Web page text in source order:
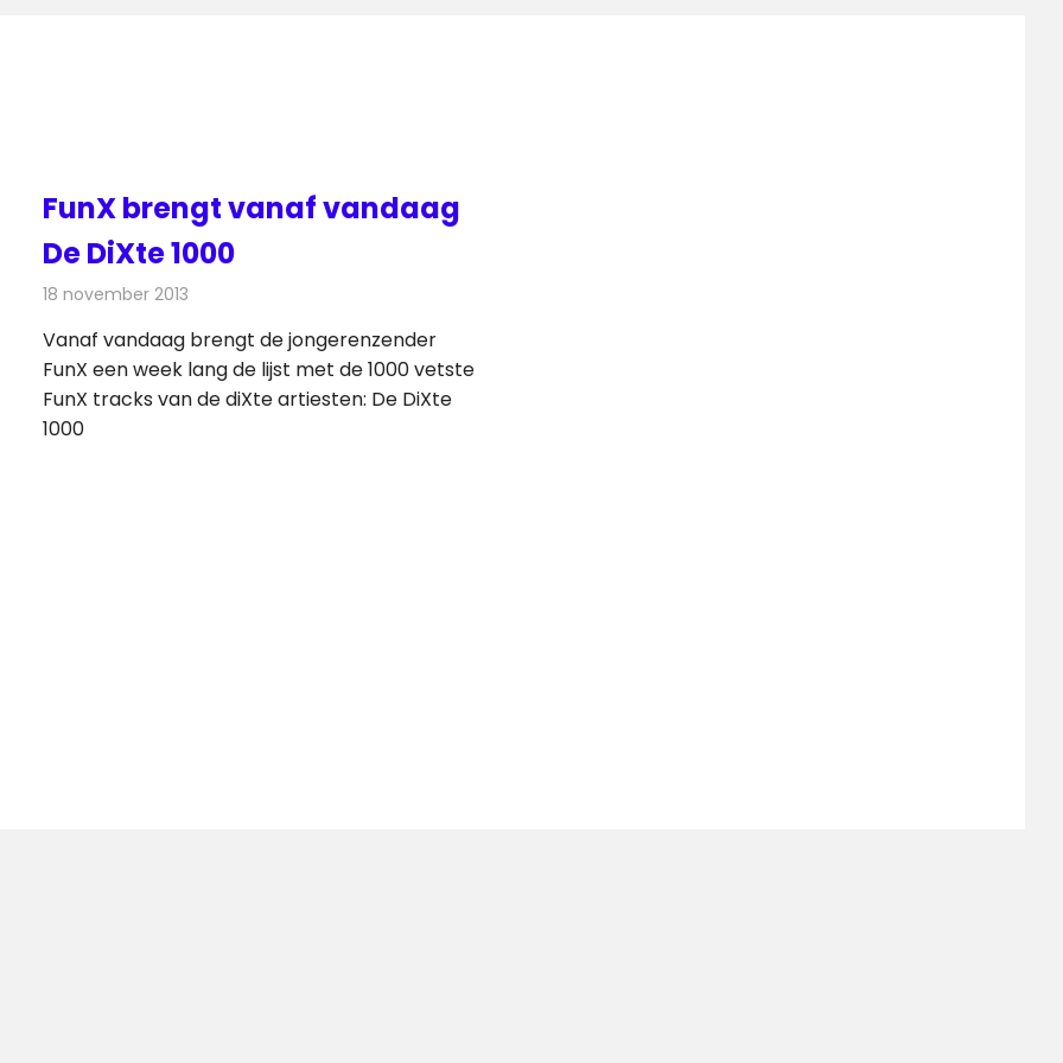
FunX brengt vanaf vandaag
De DiXte 1000
18 november 2013
Vanaf vandaag brengt de jongerenzender
FunX een week lang de lijst met de 1000 vetste
FunX tracks van de diXte artiesten: De DiXte
1000